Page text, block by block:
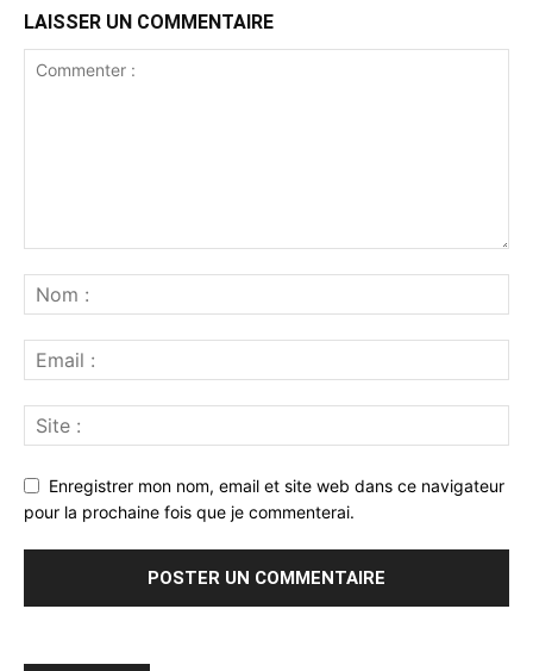
LAISSER UN COMMENTAIRE
Enregistrer mon nom, email et site web dans ce navigateur
pour la prochaine fois que je commenterai.